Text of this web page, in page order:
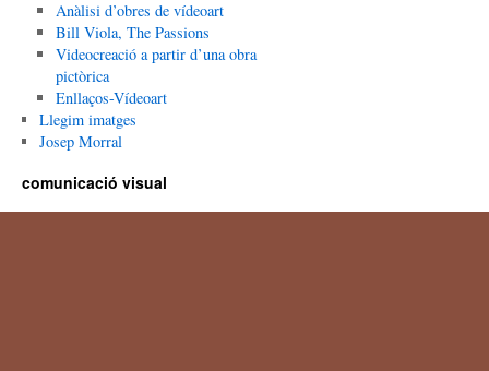
Anàlisi d’obres de vídeoart
Bill Viola, The Passions
Videocreació a partir d’una obra
pictòrica
Enllaços-Vídeoart
Llegim imatges
Josep Morral
comunicació visual